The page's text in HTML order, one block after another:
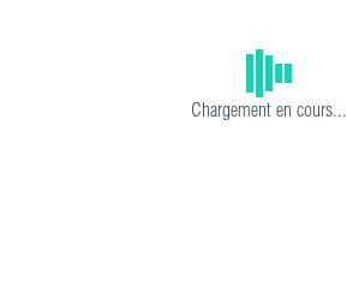
Chargement en cours...